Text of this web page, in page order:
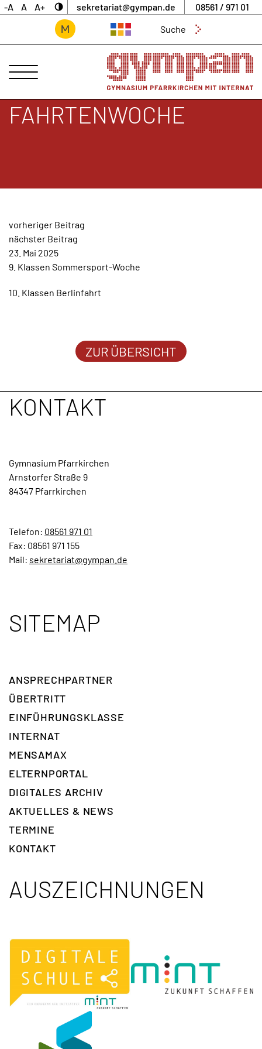
-A A A+ sekretariat@gympan.de
08561 / 971 01
nach:
ANSPRECHPARTNER
SCHULE
INTERNAT
AKTUELLES
&
NEWS
FAHRTENWOCHE
BEITRAGSNAVIGATION
vorheriger Beitrag
nächster Beitrag
23. Mai 2025
9. Klassen Sommersport-Woche
10. Klassen Berlinfahrt
ZUR ÜBERSICHT
KONTAKT
Gymnasium Pfarrkirchen
Arnstorfer Straße 9
84347 Pfarrkirchen
Telefon: 08561 971 01
Fax: 08561 971 155
Mail: sekretariat@gympan.de
SITEMAP
ANSPRECH­PARTNER
ÜBERTRITT
EINFÜHRUNGSKLASSE
INTERNAT
MENSAMAX
ELTERNPORTAL
DIGITALES ARCHIV
AKTUELLES & NEWS
TERMINE
KONTAKT
AUSZEICHNUNGEN